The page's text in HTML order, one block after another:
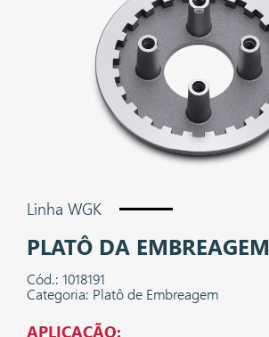
Linha WGK
PLATÔ DA EMBREAGEM
Cód.: 1018191
Categoria: Platô de Embreagem
APLICAÇÃO: